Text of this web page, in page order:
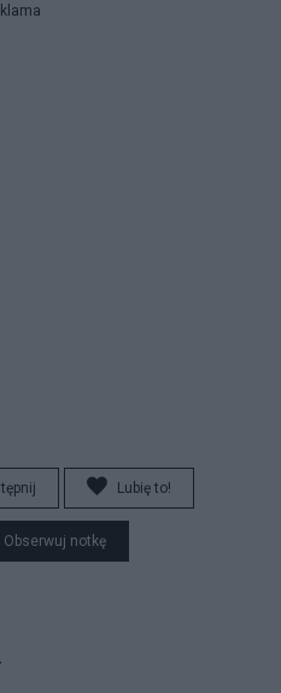
Lubię to!
Obserwuj notkę